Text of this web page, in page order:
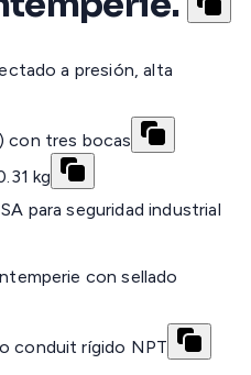
a presión, alta
con tres bocas
kg
para seguridad industrial
con sellado
conduit rígido NPT